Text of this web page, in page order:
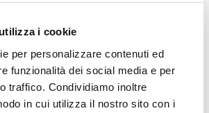
i cookie
per personalizzare contenuti ed
funzionalità dei social media e per
traffico. Condividiamo inoltre
in cui utilizza il nostro sito con i
polvere epossidica